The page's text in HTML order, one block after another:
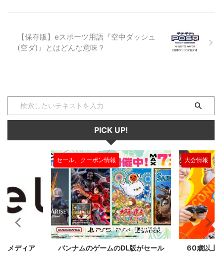
争ゲーム、戦闘ゲーム、などの対
戦系ゲームにはほとんどオンライ
【保存版】eスポーツ用語『空中ダッシュ
(空ダ)』とはどんな意味？
PICK UP!
2024/7/31
がセール
大会情報
2024/7/31
60歳以上が対象のeスポーツの大
セール、クー
セガのサ